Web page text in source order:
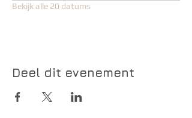
Bekijk alle 20 datums
Deel dit evenement